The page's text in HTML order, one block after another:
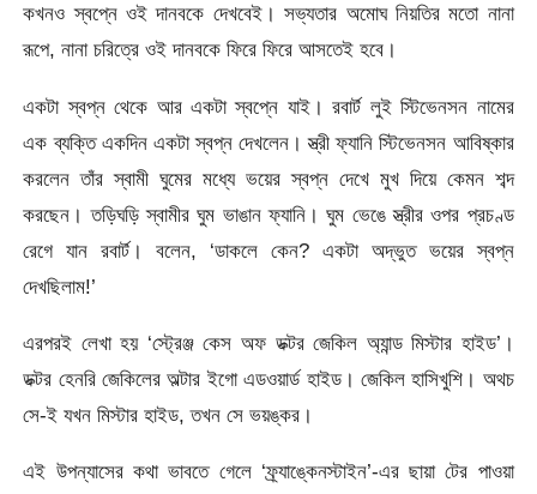
কখনও স্বপ্নে ওই দানবকে দেখবেই। সভ্যতার অমোঘ নিয়তির মতো নানা
রূপে, নানা চরিত্রে ওই দানবকে ফিরে ফিরে আসতেই হবে।
একটা স্বপ্ন থেকে আর একটা স্বপ্নে যাই। রবার্ট লুই স্টিভেনসন নামের
এক ব্যক্তি একদিন একটা স্বপ্ন দেখলেন। স্ত্রী ফ্যানি স্টিভেনসন আবিষ্কার
করলেন তাঁর স্বামী ঘুমের মধ্যে ভয়ের স্বপ্ন দেখে মুখ দিয়ে কেমন শব্দ
করছেন। তড়িঘড়ি স্বামীর ঘুম ভাঙান ফ্যানি। ঘুম ভেঙে স্ত্রীর ওপর প্রচণ্ড
রেগে যান রবার্ট। বলেন, ‘ডাকলে কেন? একটা অদ্ভুত ভয়ের স্বপ্ন
দেখছিলাম!’
এরপরই লেখা হয় ‘স্ট্রেঞ্জ কেস অফ ডক্টর জেকিল অ্যান্ড মিস্টার হাইড’।
ডক্টর হেনরি জেকিলের অল্টার ইগো এডওয়ার্ড হাইড। জেকিল হাসিখুশি। অথচ
সে-ই যখন মিস্টার হাইড, তখন সে ভয়ঙ্কর।
এই উপন্যাসের কথা ভাবতে গেলে ‘ফ্র্যাঙ্কেনস্টাইন’-এর ছায়া টের পাওয়া